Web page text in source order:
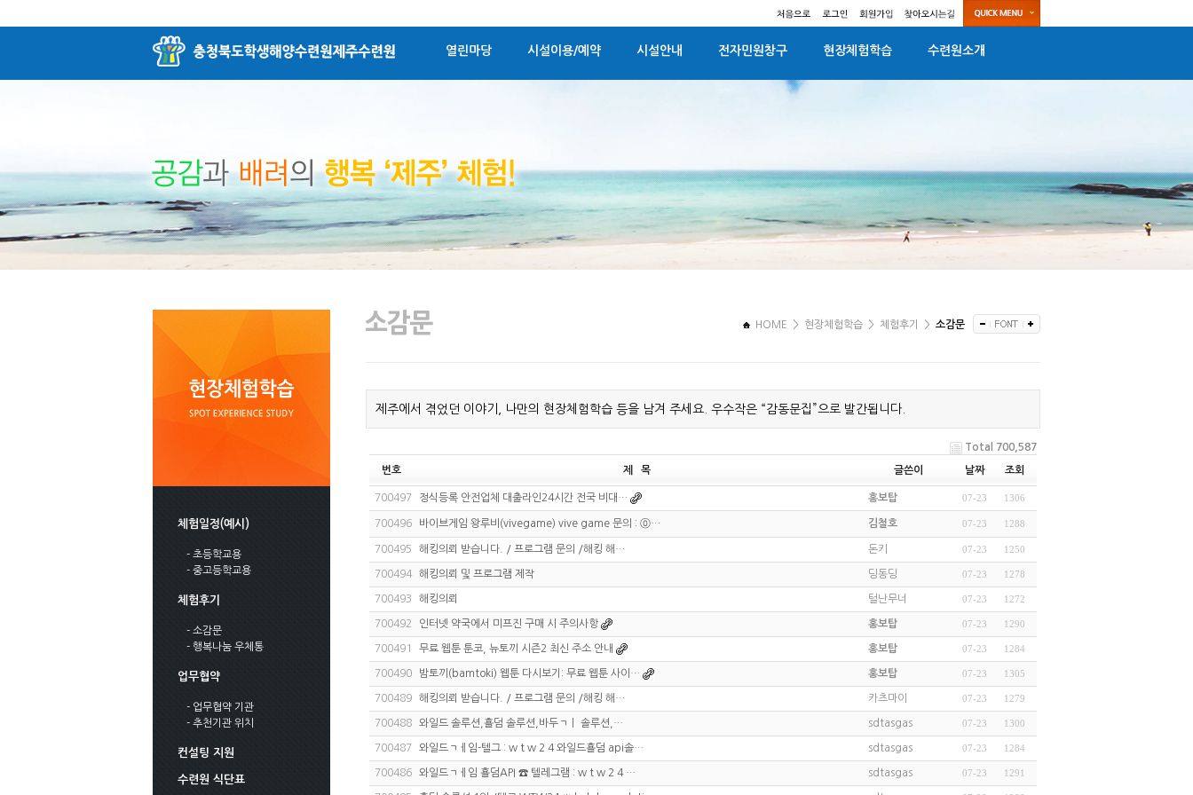
열린마당 시설이용/예약 시설안내 전자민원창구 현장체험학습 수련원소개
체험일정(예시)
- 초등학교용
- 중고등학교용
체험후기
- 소감문
- 행복나눔 우체통
업무협약
- 업무협약 기관
- 추천기관 위치
컨설팅 지원
수련원 식단표
HOME > 현장체험학습 > 체험후기 > 소감문
제주에서 겪었던 이야기, 나만의 현장체험학습 등을 남겨 주세요. 우수작은 “감동문집”으로 발간됩니다.
Total 700,587
번호 제 목 글쓴이 날짜 조회
700497 정식등록 안전업체 대출라인24시간 전국 비대… 홍보탑 07-23 1306
700496 바이브게임 왕루비(vivegame) vive game 문의 : ⓪… 김철호 07-23 1288
700495 해킹의뢰 받습니다. / 프로그램 문의 /해킹 해… 돈키 07-23 1250
700494 해킹의뢰 및 프로그램 제작 딩동딩 07-23 1278
700493 해킹의뢰 털난무너 07-23 1272
700492 인터넷 약국에서 미프진 구매 시 주의사항 홍보탑 07-23 1290
700491 무료 웹툰 툰코, 뉴토끼 시즌2 최신 주소 안내 홍보탑 07-23 1284
700490 밤토끼(bamtoki) 웹툰 다시보기: 무료 웹툰 사이… 홍보탑 07-23 1305
700489 해킹의뢰 받습니다. / 프로그램 문의 /해킹 해… 카츠마이 07-23 1279
700488 와일드 솔루션,횰덤 솔루션,바두ㄱㅣ 솔루션,… sdtasgas 07-23 1300
700487 와일드ㄱㅔ임-텔그 : w t w 2 4 와일드횰덤 api솔… sdtasgas 07-23 1284
700486 와일드ㄱㅔ임 횰덤API ☎ 텔레그램 : w t w 2 4 … sdtasgas 07-23 1291